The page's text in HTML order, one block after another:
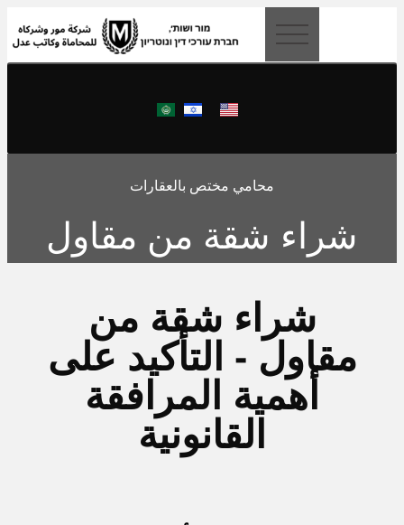
محامي مختص بالعقارات
شراء شقة من مقاول
شراء شقة من
مقاول - التأكيد على
أهمية المرافقة
القانونية